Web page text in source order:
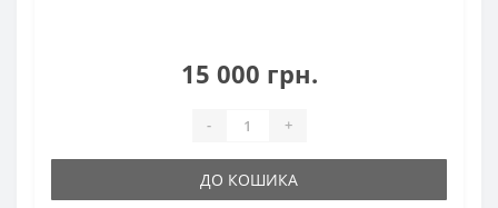
15 000 грн.
- +
ДО КОШИКА